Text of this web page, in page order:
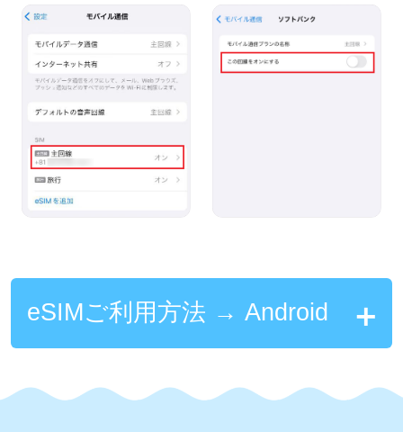
eSIMご利用方法 → Android